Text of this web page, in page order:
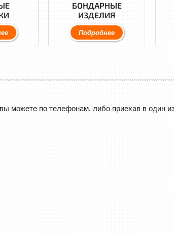
БОНДАРНЫЕ
ИЗДЕЛИЯ
Подробнее
можете по телефонам, либо приехав в один